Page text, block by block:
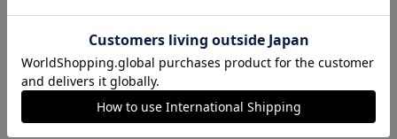
トピックス
こだわりのデザインに注目！タオルマフラーは応援
の必須アイテム！